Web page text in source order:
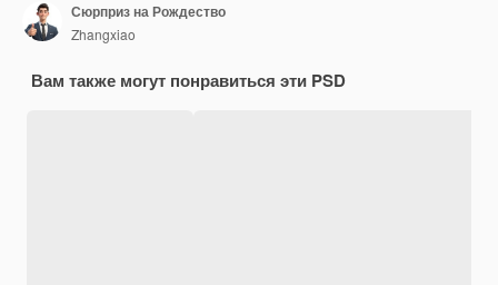
Сюрприз на Рождество
Zhangxiao
Вам также могут понравиться эти PSD